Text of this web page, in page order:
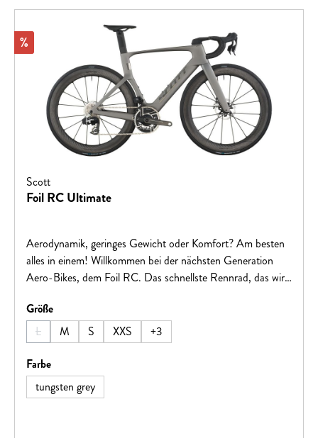
Rabatt
%
Scott
Foil RC Ultimate
Aerodynamik, geringes Gewicht oder Komfort? Am besten
alles in einem! Willkommen bei der nächsten Generation
Aero-Bikes, dem Foil RC. Das schnellste Rennrad, das wir
WorldTour-Sprintern, die immer vorne mit dabei sind und
sich absetzen können, gerecht. Win Every Ride.Hinweis:
Fahrradspezifikationen können ohne vorherige Ankündigung
geändert werden.
Größeauswählen
L
(Diese Option ist zurzeit nicht verfügbar.)
M S XXS +3
Farbeauswählen
tungsten grey